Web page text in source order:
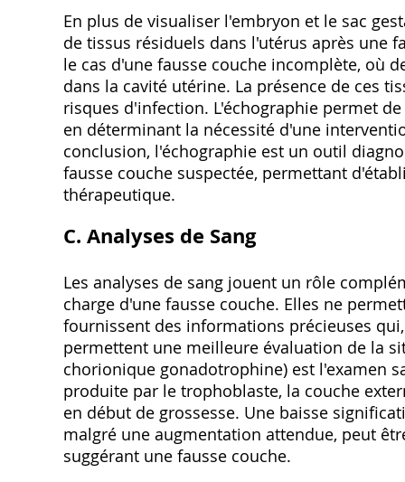
En plus de visualiser l'embryon et le sac
de tissus résiduels dans l'utérus après une
le cas d'une fausse couche incomplète, où
dans la cavité utérine. La présence de ces
risques d'infection. L'échographie permet
en déterminant la nécessité d'une
conclusion, l'échographie est un outil
fausse couche suspectée, permettant
thérapeutique.
C. Analyses de Sang
Les analyses de sang jouent un rôle
charge d'une fausse couche. Elles ne
fournissent des informations précieuses
permettent une meilleure évaluation de la
chorionique gonadotrophine) est l'examen
produite par le trophoblaste, la couche
en début de grossesse. Une baisse
malgré une augmentation attendue, peut
suggérant une fausse couche.